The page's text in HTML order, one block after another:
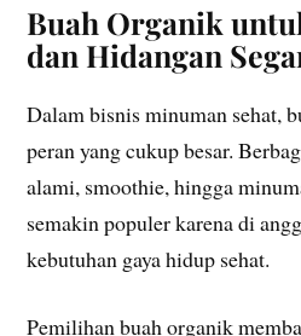
Buah Organik
dan Hidangan
Dalam bisnis minuman sehat,
peran yang cukup besar.
alami, smoothie, hingga
semakin populer karena di
kebutuhan gaya hidup sehat.
Pemilihan buah organik